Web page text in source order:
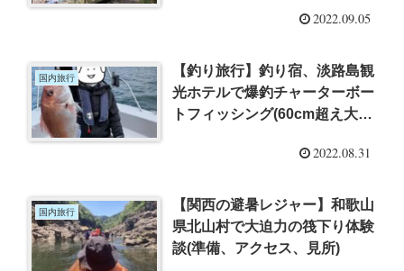
2022.09.05
国内旅行
【釣り旅行】釣り宿、淡路島観
光ホテルで爆釣チャーターボー
トフィッシング(60cm超え大鯛
2022.08.31
国内旅行
【関西の避暑レジャー】和歌山
県北山村で大迫力の筏下り体験
談(準備、アクセス、見所)